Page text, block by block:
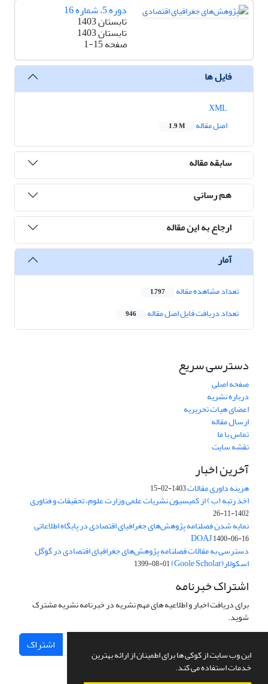
این وب سایت از کوکی ها برای اطمینان از ارائه بهترین
خدمات استفاده می کند.
دوره 5، شماره 16
تابستان 1403
تابستان 1403
صفحه1-15
فایل ها
اصل مقاله
1.9 M
سابقه مقاله
هم رسانی
ارجاع به این مقاله
آمار
تعداد مشاهده مقاله 1,797
تعداد دریافت فایل اصل مقاله 946
دسترسی سریع
صفحه اصلی
درباره نشریه
اعضای هیات تحریریه
ارسال مقاله
تماس با ما
نقشه سایت
آخرین اخبار
هزینه داوری مقالات1403-02-15
اخذ رتبه (ب ) از کمیسیون نشریات علمی وزارت علوم، تحقیقات و فناوری
1402-11-26
نمایه شدن فصلنامه پژوهش‌های جغرافیای اقتصادی در پایگاه اطلاعاتی
DOAJ1400-06-16
دسترسی به مقالات فصلنامه پژوهش‌های جغرافیای اقتصادی در گوگل
اسکولار(Goole Scholar) 1399-08-01
اشتراک خبرنامه
برای دریافت اخبار و اطلاعیه های مهم نشریه در خبرنامه نشریه مشترک
شوید.
اشتراک